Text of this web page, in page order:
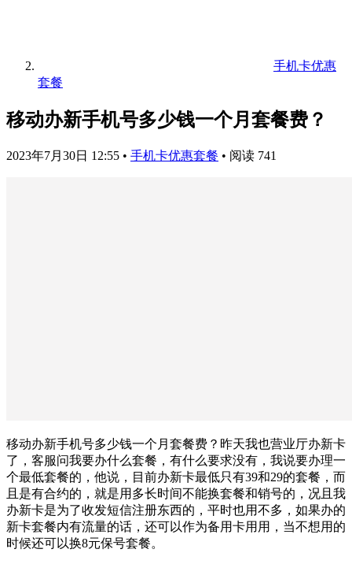
手机卡优惠
套餐
移动办新手机号多少钱一个月套餐费？
2023年7月30日 12:55 • 手机卡优惠套餐 • 阅读 741
移动办新手机号多少钱一个月套餐费？昨天我也营业厅办新卡
了，客服问我要办什么套餐，有什么要求没有，我说要办理一
个最低套餐的，他说，目前办新卡最低只有39和29的套餐，而
且是有合约的，就是用多长时间不能换套餐和销号的，况且我
办新卡是为了收发短信注册东西的，平时也用不多，如果办的
新卡套餐内有流量的话，还可以作为备用卡用用，当不想用的
时候还可以换8元保号套餐。